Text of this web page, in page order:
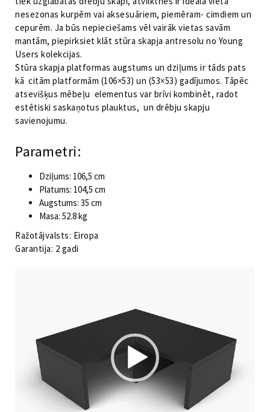
nesezonas kurpēm vai aksesuāriem, piemēram- cimdiem un
cepurēm. Ja būs nepieciešams vēl vairāk vietas savām
mantām, piepirksiet klāt stūra skapja antresolu no Young
Users kolekcijas.
Stūra skapja platformas augstums un dziļums ir tāds pats
kā citām platformām (106×53) un (53×53) gadījumos. Tāpēc
atsevišķus mēbeļu elementus var brīvi kombinēt, radot
estētiski saskaņotus plauktus, un drēbju skapju
savienojumu.
Parametri:
Dziļums: 106,5 cm
Platums: 104,5 cm
Augstums: 35 cm
Masa: 52.8 kg
Ražotājvalsts: Eiropa
Garantija: 2 gadi